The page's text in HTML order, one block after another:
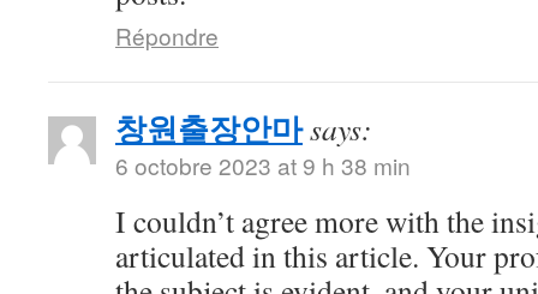
Répondre
창원출장안마says:
6 octobre 2023 at 9 h 38 min
I couldn’t agree more with the
articulated in this article. Your